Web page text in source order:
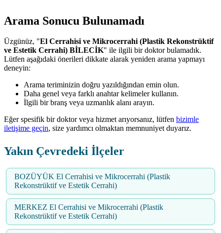
Arama Sonucu Bulunamadı
Üzgünüz, "El Cerrahisi ve Mikrocerrahi (Plastik Rekonstrüktif
ve Estetik Cerrahi) BİLECİK" ile ilgili bir doktor bulamadık.
Lütfen aşağıdaki önerileri dikkate alarak yeniden arama yapmayı
deneyin:
Arama teriminizin doğru yazıldığından emin olun.
Daha genel veya farklı anahtar kelimeler kullanın.
İlgili bir branş veya uzmanlık alanı arayın.
Eğer spesifik bir doktor veya hizmet arıyorsanız, lütfen bizimle
iletişime geçin, size yardımcı olmaktan memnuniyet duyarız.
Yakın Çevredeki İlçeler
BOZÜYÜK El Cerrahisi ve Mikrocerrahi (Plastik
Rekonstrüktif ve Estetik Cerrahi)
MERKEZ El Cerrahisi ve Mikrocerrahi (Plastik
Rekonstrüktif ve Estetik Cerrahi)